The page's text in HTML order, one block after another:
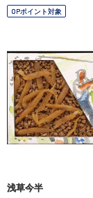
OPポイント対象
浅草今半